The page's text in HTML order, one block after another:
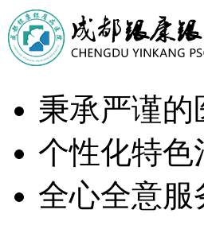
秉承严谨的
个性化特色
全心全意服